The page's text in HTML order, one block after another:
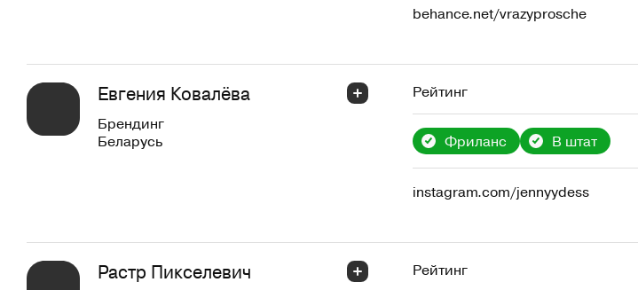
behance.net/vrazyprosche
Евгения Ковалёва
Брендинг
Беларусь
Рейтинг
Фриланс В штат
instagram.com/jennyydess
Растр Пикселевич Рейтинг